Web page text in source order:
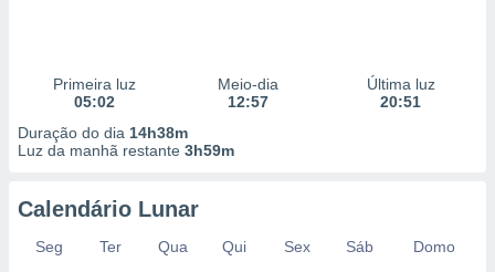
Primeira luz
05:02
Meio-dia
12:57
Última luz
20:51
Duração do dia 14h38m
Luz da manhã restante 3h59m
Calendário Lunar
Seg Ter Qua Qui Sex Sáb
Domo